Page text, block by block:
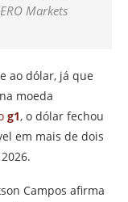
Markets
ao dólar, já que
moeda
g1, o dólar fechou
em mais de dois
Campos afirma